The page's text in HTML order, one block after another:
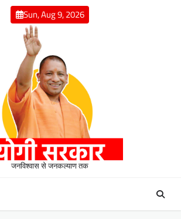
Sun, Aug 9, 2026
जनविश्वास से जनकल्याण तक